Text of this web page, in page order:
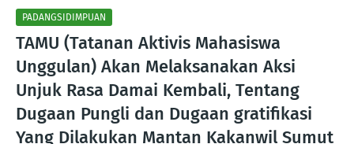
PADANGSIDIMPUAN
TAMU (Tatanan Aktivis Mahasiswa
Unggulan) Akan Melaksanakan Aksi
Unjuk Rasa Damai Kembali, Tentang
Dugaan Pungli dan Dugaan gratifikasi
Yang Dilakukan Mantan Kakanwil Sumut